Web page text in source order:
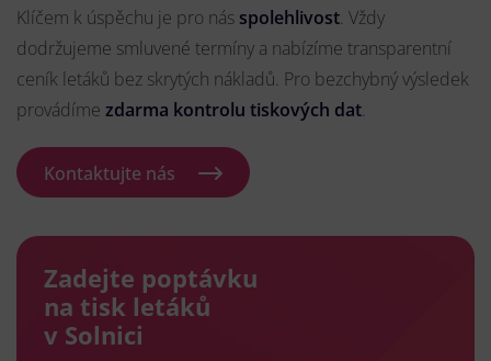
Klíčem k úspěchu je pro nás spolehlivost. Vždy
dodržujeme smluvené termíny a nabízíme transparentní
ceník letáků bez skrytých nákladů. Pro bezchybný výsledek
provádíme zdarma kontrolu tiskových dat.
Kontaktujte nás
Zadejte poptávku
na tisk letáků
v Solnici